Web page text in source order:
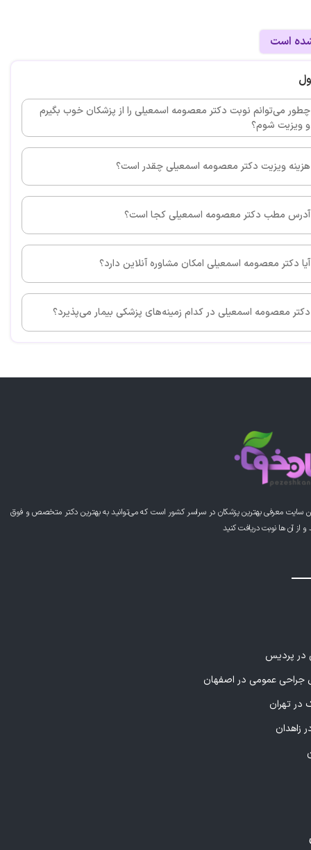
حرفه ای و برخورد خوبی دارند مهارت خوبی دارند و رفتار
عالیه
است
چطور می‌توانم نوبت دکتر معصومه اسمعیلی را از پزشکان خوب بگیرم
و ویزیت شوم؟
هزینه ویزیت دکتر معصومه اسمعیلی چقدر است؟
آدرس مطب دکتر معصومه اسمعیلی کجا است؟
آیا دکتر معصومه اسمعیلی امکان مشاوره آنلاین دارد؟
دکتر معصومه اسمعیلی در کدام زمینه‌های پزشکی بیمار می‌پذیرد؟
سایت معرفی بهترین پزشکان در سراسر کشور است که می‌توانید به بهترین دکتر متخصص و فوق
آن ها نوبت دریافت کنید
در پردیس
عمومی در اصفهان
در تهران
زاهدان